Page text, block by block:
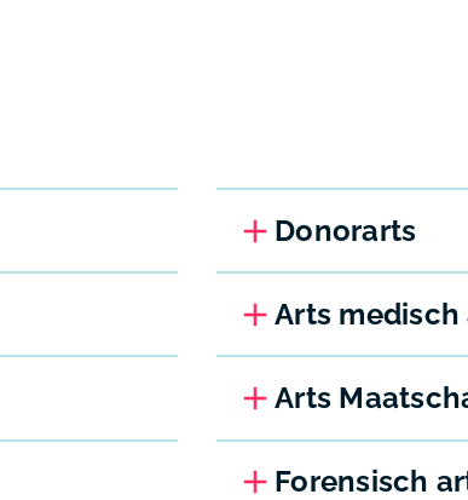
Donorarts
Arts medisch
Arts
Forensisch